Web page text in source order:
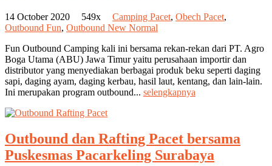
14 October 2020 549x Camping Pacet, Obech Pacet,
Outbound Fun, Outbound New Normal
Fun Outbound Camping kali ini bersama rekan-rekan dari PT. Agro
Boga Utama (ABU) Jawa Timur yaitu perusahaan importir dan
distributor yang menyediakan berbagai produk beku seperti daging
sapi, daging ayam, daging kerbau, hasil laut, kentang, dan lain-lain.
Ini merupakan program outbound... selengkapnya
Outbound dan Rafting Pacet bersama
Puskesmas Pacarkeling Surabaya